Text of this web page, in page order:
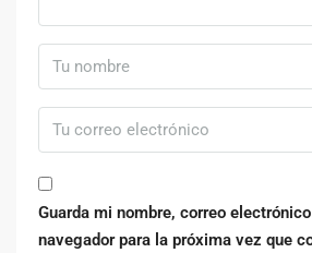
Guarda mi nombre, correo
navegador para la próxima vez que